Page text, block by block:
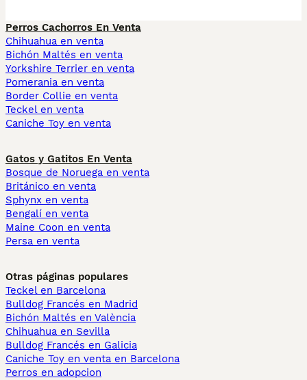
Perros Cachorros En Venta
Chihuahua en venta
Bichón Maltés en venta
Yorkshire Terrier en venta
Pomerania en venta
Border Collie en venta
Teckel en venta
Caniche Toy en venta
Gatos y Gatitos En Venta
Bosque de Noruega en venta
Británico en venta
Sphynx en venta
Bengalí en venta
Maine Coon en venta
Persa en venta
Otras páginas populares
Teckel en Barcelona
Bulldog Francés en Madrid
Bichón Maltés en València
Chihuahua en Sevilla
Bulldog Francés en Galicia
Caniche Toy en venta en Barcelona
Perros en adopcion